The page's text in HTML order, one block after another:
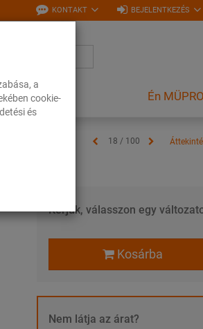
a
cookie-
és
KONTAKT BEJELENTKEZÉS
Én
18 / 100
Kérjük, válasszon egy
Kosárba
Nem látja az árat?